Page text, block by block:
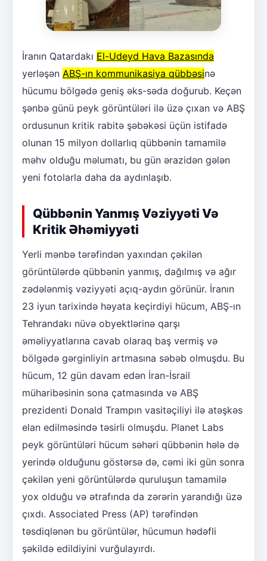
İranın Qatardakı El-Udeyd Hava Bazasında
yerləşən ABŞ-ın kommunikasiya qübbəsinə
hücumu bölgədə geniş əks-səda doğurub. Keçən
şənbə günü peyk görüntüləri ilə üzə çıxan və ABŞ
ordusunun kritik rabitə şəbəkəsi üçün istifadə
olunan 15 milyon dollarlıq qübbənin tamamilə
məhv olduğu məlumatı, bu gün ərazidən gələn
yeni fotolarla daha da aydınlaşıb.
Qübbənin Yanmış Vəziyyəti Və
Kritik Əhəmiyyəti
Yerli mənbə tərəfindən yaxından çəkilən
görüntülərdə qübbənin yanmış, dağılmış və ağır
zədələnmiş vəziyyəti açıq-aydın görünür. İranın
23 iyun tarixində həyata keçirdiyi hücum, ABŞ-ın
Tehrandakı nüvə obyektlərinə qarşı
əməliyyatlarına cavab olaraq baş vermiş və
bölgədə gərginliyin artmasına səbəb olmuşdu. Bu
hücum, 12 gün davam edən İran-İsrail
müharibəsinin sona çatmasında və ABŞ
prezidenti Donald Trampın vasitəçiliyi ilə atəşkəs
elan edilməsində təsirli olmuşdu. Planet Labs
peyk görüntüləri hücum səhəri qübbənin hələ də
yerində olduğunu göstərsə də, cəmi iki gün sonra
çəkilən yeni görüntülərdə quruluşun tamamilə
yox olduğu və ətrafında da zərərin yarandığı üzə
çıxdı. Associated Press (AP) tərəfindən
təsdiqlənən bu görüntülər, hücumun hədəfli
şəkildə edildiyini vurğulayırdı.